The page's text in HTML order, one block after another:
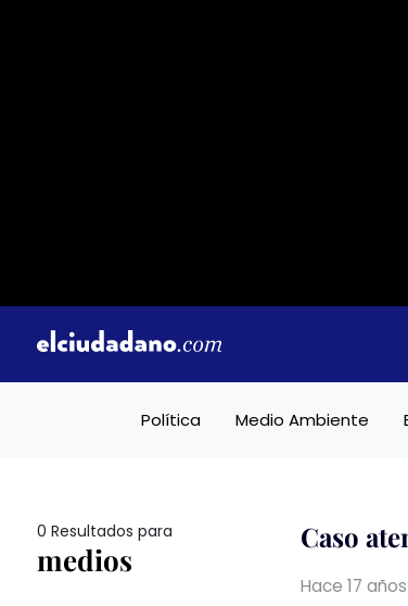
Política Medio Ambiente
0 Resultados para
medios
Caso
Hace 17 años